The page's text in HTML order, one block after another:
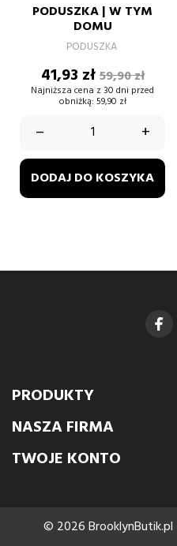
PODUSZKA | W TYM
DOMU
PODUSZKA
Cena
41,93 złCena
podstawowa
59,90 zł
Najniższa cena z 30 dni przed
obniżką: 59,90 zł
– +
DODAJ DO KOSZYKA
PRODUKTY
NASZA FIRMA
TWOJE KONTO
© 2026